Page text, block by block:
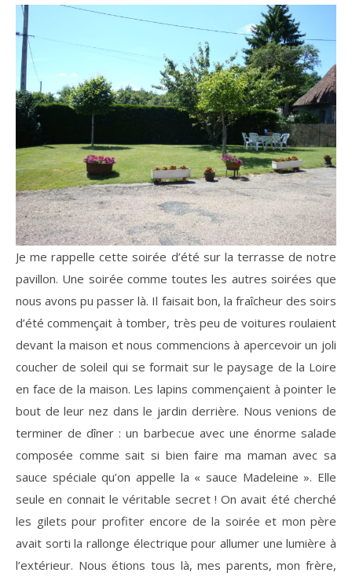
Je me rappelle cette soirée d’été sur la terrasse de notre
pavillon. Une soirée comme toutes les autres soirées que
nous avons pu passer là. Il faisait bon, la fraîcheur des soirs
d’été commençait à tomber, très peu de voitures roulaient
devant la maison et nous commencions à apercevoir un joli
coucher de soleil qui se formait sur le paysage de la Loire
en face de la maison. Les lapins commençaient à pointer le
bout de leur nez dans le jardin derrière. Nous venions de
terminer de dîner : un barbecue avec une énorme salade
composée comme sait si bien faire ma maman avec sa
sauce spéciale qu’on appelle la « sauce Madeleine ». Elle
seule en connait le véritable secret ! On avait été cherché
les gilets pour profiter encore de la soirée et mon père
avait sorti la rallonge électrique pour allumer une lumière à
l’extérieur. Nous étions tous là, mes parents, mon frère,